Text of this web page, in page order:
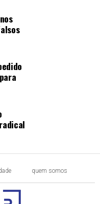
quem somos